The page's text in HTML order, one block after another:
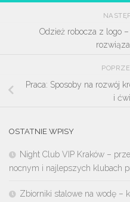
Odzież robocza z logo
Praca: Sposoby na rozwój
i
OSTATNIE WPISY
Night Club VIP Kraków –
nocnym i najlepszych klubach
Zbiorniki stalowe na wodę –